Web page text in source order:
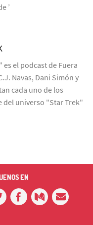
’
el podcast de Fuera
Navas, Dani Simón y
cada uno de los
del universo "Star Trek"
EN